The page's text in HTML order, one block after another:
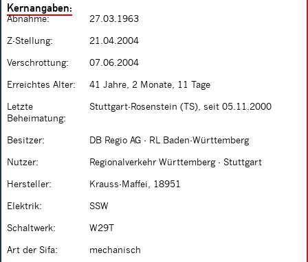
Kernangaben:
Abnahme: 27.03.1963
Z-Stellung: 21.04.2004
Verschrottung: 07.06.2004
Erreichtes Alter: 41 Jahre, 2 Monate, 11 Tage
Letzte
Beheimatung:
Stuttgart-Rosenstein (TS), seit 05.11.2000
Besitzer: DB Regio AG - RL Baden-Württemberg
Nutzer: Regionalverkehr Württemberg - Stuttgart
Hersteller: Krauss-Maffei, 18951
Elektrik: SSW
Schaltwerk: W29T
Art der Sifa: mechanisch